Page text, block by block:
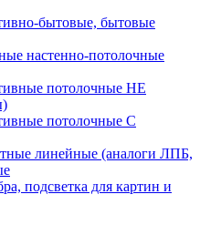
бытовые, бытовые
настенно-потолочные
потолочные НЕ
потолочные С
линейные (аналоги ЛПБ,
подсветка для картин и